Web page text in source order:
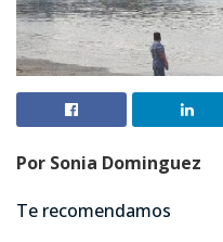
Por Sonia Dominguez
Te recomendamos